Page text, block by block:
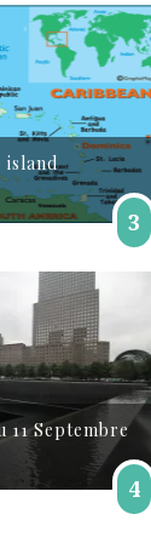
island
3
11 Septembre
4